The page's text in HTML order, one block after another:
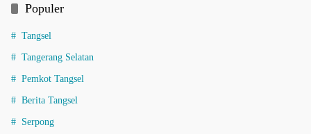
Populer
Tangsel
Tangerang Selatan
Pemkot Tangsel
Berita Tangsel
Serpong